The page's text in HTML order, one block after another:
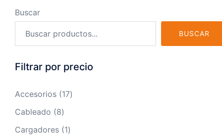
Buscar
BUSCAR
Filtrar por precio
Accesorios 1717
Cableado 88
productos
Cargadores 11